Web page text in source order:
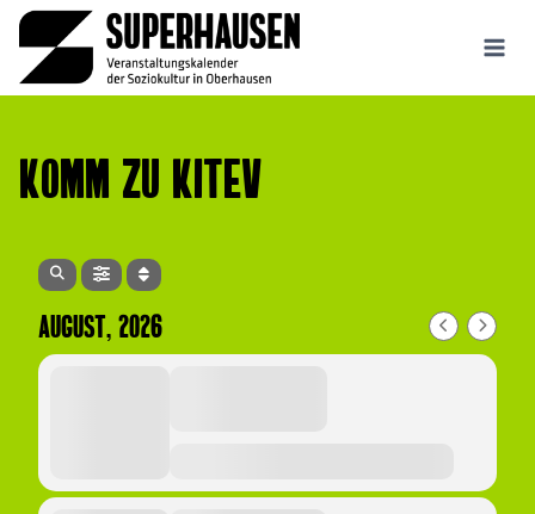
Zum
Inhalt
springen
Komm zu Kitev
AUGUST, 2026